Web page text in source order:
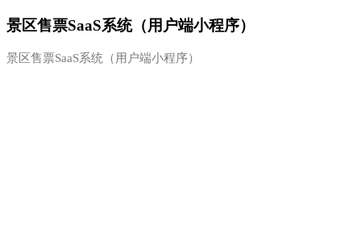
景区售票SaaS系统（用户端小程序）
景区售票SaaS系统（用户端小程序）